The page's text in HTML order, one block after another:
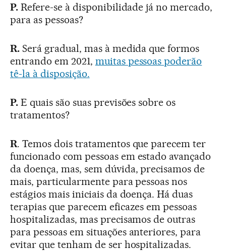
P. Refere-se à disponibilidade já no mercado,
para as pessoas?
R.Será gradual, mas à medida que formos
entrando em 2021, muitas pessoas poderão
tê-la à disposição.
P. E quais são suas previsões sobre os
tratamentos?
R. Temos dois tratamentos que parecem ter
funcionado com pessoas em estado avançado
da doença, mas, sem dúvida, precisamos de
mais, particularmente para pessoas nos
estágios mais iniciais da doença. Há duas
terapias que parecem eficazes em pessoas
hospitalizadas, mas precisamos de outras
para pessoas em situações anteriores, para
evitar que tenham de ser hospitalizadas.